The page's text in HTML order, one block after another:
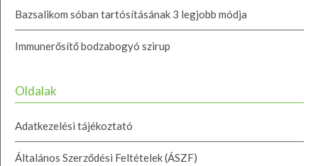
Bazsalikom sóban tartósításának 3 legjobb módja
Immunerősítő bodzabogyó szirup
Oldalak
Adatkezelési tájékoztató
Általános Szerződési Feltételek (ÁSZF)